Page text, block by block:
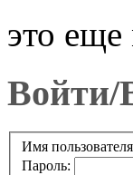
это еще
Имя
Пароль: